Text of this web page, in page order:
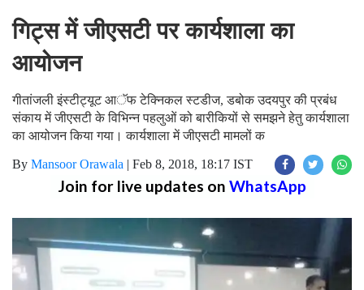
गिट्स में जीएसटी पर कार्यशाला का
आयोजन
गीतांजली इंस्टीट्यूट आॅफ टेक्निकल स्टडीज, डबोक उदयपुर की प्रबंध
संकाय में जीएसटी के विभिन्न पहलुओं को बारीकियों से समझने हेतु कार्यशाला
का आयोजन किया गया। कार्यशाला में जीएसटी मामलों क
By Mansoor Orawala | Feb 8, 2018, 18:17 IST
Join for live updates on WhatsApp